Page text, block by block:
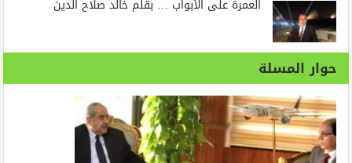
العمرة على الأبواب … بقلم خالد صلاح الدين
حوار المسلة